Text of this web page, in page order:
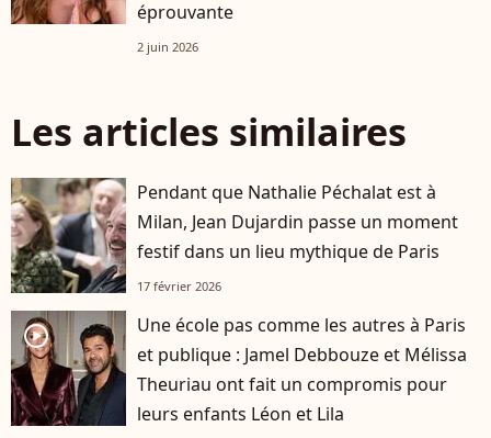
éprouvante
2 juin 2026
Les articles similaires
Pendant que Nathalie Péchalat est à
Milan, Jean Dujardin passe un moment
festif dans un lieu mythique de Paris
17 février 2026
player2
Une école pas comme les autres à Paris
et publique : Jamel Debbouze et Mélissa
Theuriau ont fait un compromis pour
leurs enfants Léon et Lila